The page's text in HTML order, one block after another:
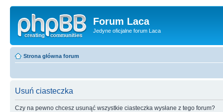
Forum Laca
Jedyne oficjalne forum Laca
Strona główna forum
Usuń ciasteczka
Czy na pewno chcesz usunąć wszystkie ciasteczka wysłane z tego forum?